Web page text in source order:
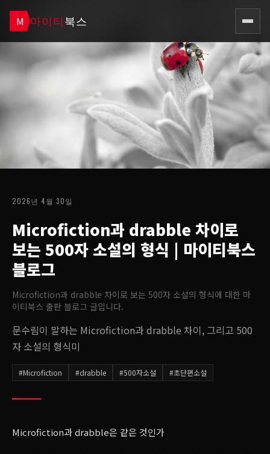
M 마이티북스
2026년 4월 30일
Microfiction과 drabble 차이로
보는 500자 소설의 형식 | 마이티북스
블로그
Microfiction과 drabble 차이로 보는 500자 소설의 형식에 대한 마
이티북스 출판 블로그 글입니다.
문수림이 말하는 Microfiction과 drabble 차이, 그리고 500
자 소설의 형식미
#Microfiction #drabble #500자소설 #초단편소설
Microfiction과 drabble은 같은 것인가